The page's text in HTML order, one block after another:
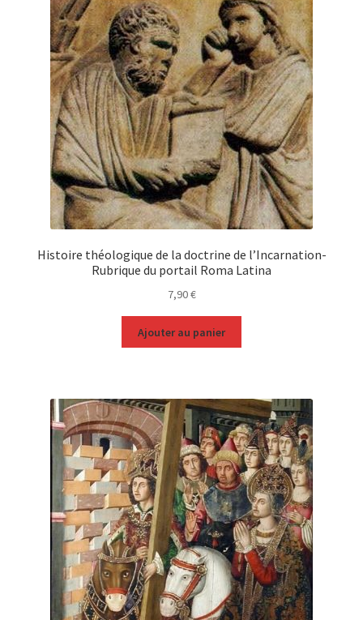
Histoire théologique de la doctrine de l’Incarnation-
Rubrique du portail Roma Latina
7,90€
Ajouter au panier